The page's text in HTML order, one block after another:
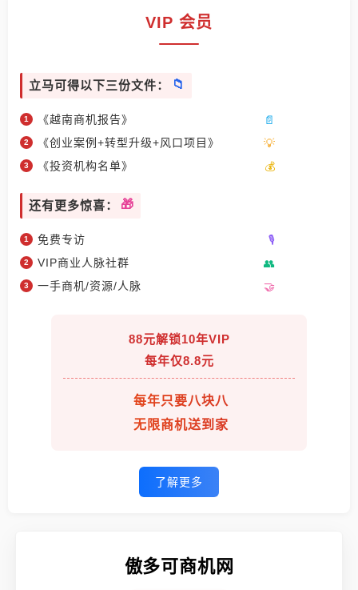
VIP 会员
立马可得以下三份文件：
《越南商机报告》
《创业案例+转型升级+风口项目》
《投资机构名单》
还有更多惊喜：
免费专访
VIP商业人脉社群
一手商机/资源/人脉
88元解锁10年VIP
每年仅8.8元
每年只要八块八
无限商机送到家
了解更多
傲多可商机网